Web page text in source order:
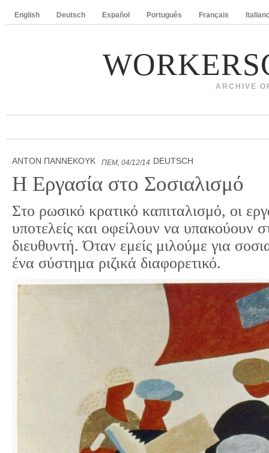
English Deutsch Español Português Français
ARCHIVE
ΆΝΤΟΝ ΠΆΝΝΕΚΟΥΚ ΠΈΜ, 04/12/14 DEUTSCH
Η Εργασία στο Σοσιαλισμό
Στο ρωσικό κρατικό καπιταλισμό, οι
υποτελείς και οφείλουν να υπακούουν
διευθυντή. Όταν εμείς μιλούμε για
ένα σύστημα ριζικά διαφορετικό.